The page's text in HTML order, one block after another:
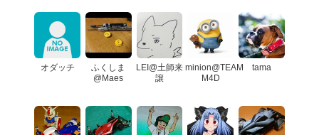
オダッチ
ふくしま
@Maes
LEI@土師来
譲
minion@TEAM
M4D
tama